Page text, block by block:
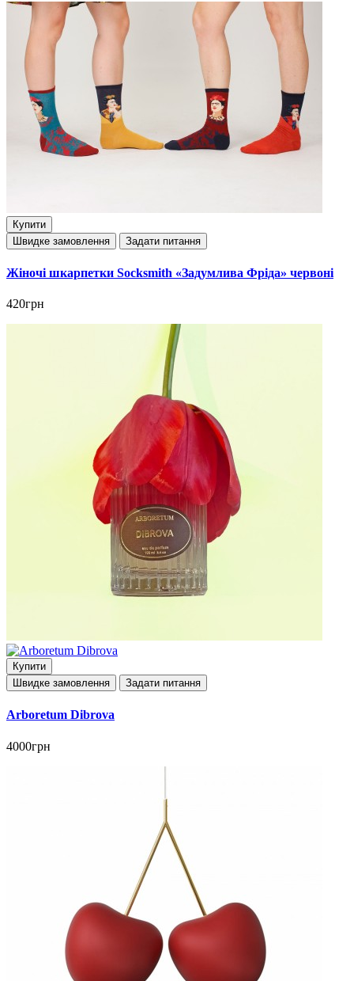
Купити
Швидке замовлення
Задати питання
Жіночі шкарпетки Socksmith «Задумлива Фріда» червоні
420грн
Купити
Швидке замовлення
Задати питання
Arboretum Dibrova
4000грн